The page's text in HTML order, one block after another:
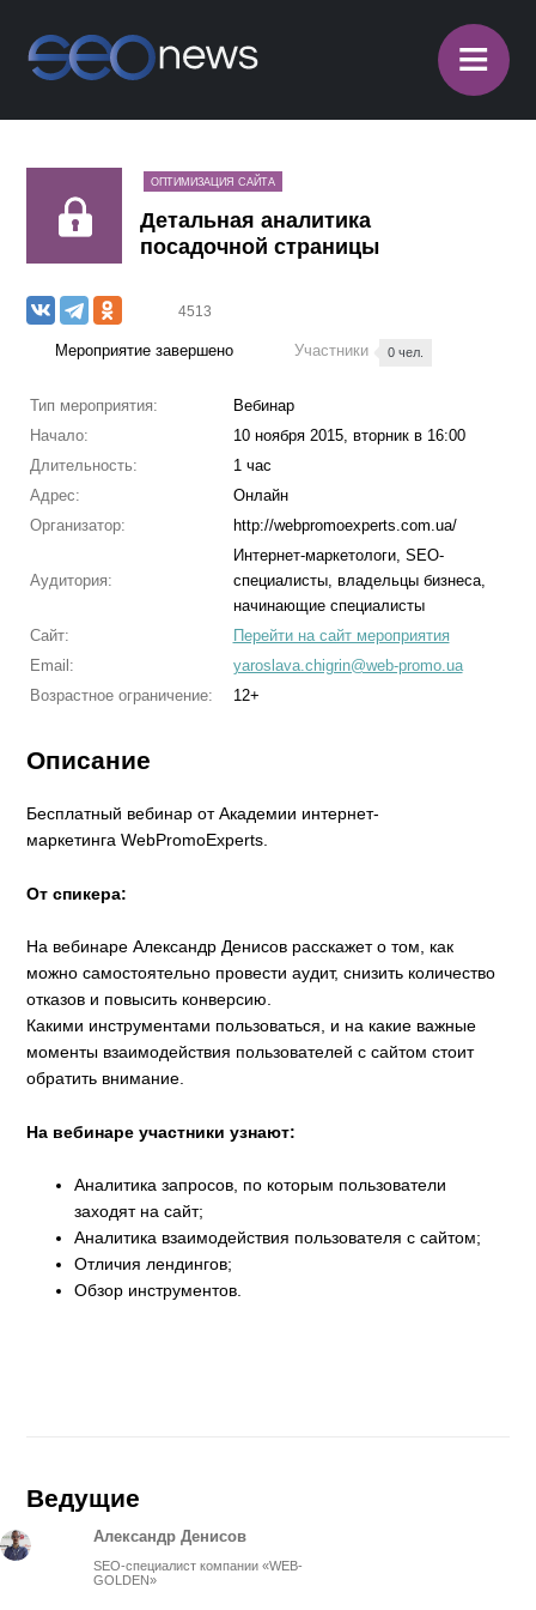
≡
ОПТИМИЗАЦИЯ САЙТА
Детальная аналитика
посадочной страницы
4513
Мероприятие завершено Участники 0 чел.
Тип мероприятия:
Вебинар
Начало:
10 ноября 2015, вторник в 16:00
Длительность:
1 час
Адрес:
Онлайн
Организатор:
http://webpromoexperts.com.ua/
Аудитория:
Интернет-маркетологи, SEO-
специалисты, владельцы бизнеса,
начинающие специалисты
Сайт:
Перейти на сайт мероприятия
Email:
yaroslava.chigrin@web-promo.ua
Возрастное ограничение:
12+
Описание
Бесплатный вебинар от Академии интернет-
маркетинга WebPromoExperts.
От спикера:
На вебинаре Александр Денисов расскажет о том, как
можно самостоятельно провести аудит, снизить количество
отказов и повысить конверсию.
Какими инструментами пользоваться, и на какие важные
моменты взаимодействия пользователей с сайтом стоит
обратить внимание.
На вебинаре участники узнают:
Аналитика запросов, по которым пользователи
заходят на сайт;
Аналитика взаимодействия пользователя с сайтом;
Отличия лендингов;
Обзор инструментов.
Ведущие
Александр Денисов
SEO-специалист компании «WEB-
GOLDEN»